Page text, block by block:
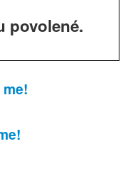
povolené.